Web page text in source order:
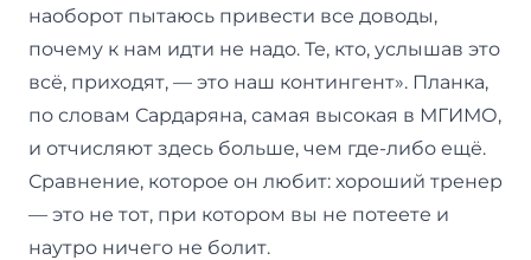
наоборот пытаюсь привести все доводы,
почему к нам идти не надо. Те, кто, услышав это
всё, приходят, — это наш контингент». Планка,
по словам Сардаряна, самая высокая в МГИМО,
и отчисляют здесь больше, чем где-либо ещё.
Сравнение, которое он любит: хороший тренер
— это не тот, при котором вы не потеете и
наутро ничего не болит.